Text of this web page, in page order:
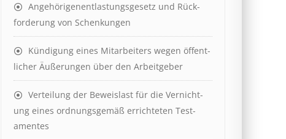
Angehörigenent­lastungs­ge­setz und Rück­
ford­er­ung von Schenk­ung­en
Kündigung eines Mit­ar­beit­ers wegen öffent­
lich­er Äuß­er­ung­en über den Ar­beit­geber
Ver­teil­ung der Be­weis­last für die Ver­nicht­
ung eines ord­nungs­ge­mäß er­richt­et­en Test­
ament­es